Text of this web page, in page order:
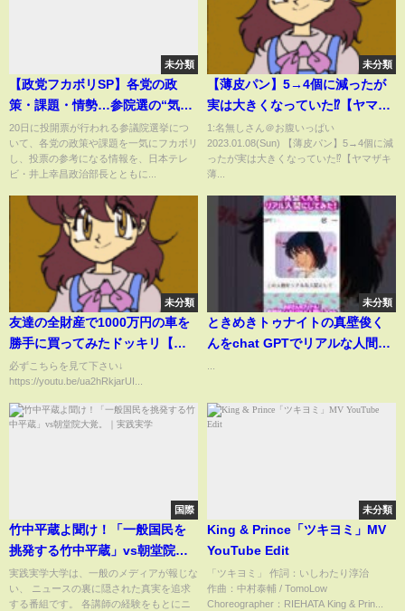
未分類
【政党フカボリSP】各党の政
策・課題・情勢…参院選の“気に
なるポイント”まとめて解説
20日に投開票が行われる参議院選挙につ
いて、各党の政策や課題を一気にフカボリ
し、投票の参考になる情報を、日本テレ
ビ・井上幸昌政治部長とともに...
未分類
【薄皮パン】5→4個に減ったが
実は大きくなっていた⁉【ヤマザ
キ 薄皮シリーズ 片親パン】
1:名無しさん＠お腹いっぱい
2023.01.08(Sun) 【薄皮パン】5→4個に減
ったが実は大きくなっていた⁉【ヤマザキ
薄...
未分類
友達の全財産で1000万円の車を
勝手に買ってみたドッキリ【ア
ルファード】
必ずこちらを見て下さい↓
https://youtu.be/ua2hRkjarUI...
未分類
ときめきトゥナイトの真壁俊く
んをchat GPTでリアルな人間に
国際
竹中平蔵よ聞け！「一般国民を
挑発する竹中平蔵」vs朝堂院大
覚。｜実践実学
実践実学大学は、一般のメディアが報じな
い、 ニュースの裏に隠された真実を追求
する番組です。 各講師の経験をもとにニ
未分類
King & Prince「ツキヨミ」MV
YouTube Edit
「ツキヨミ」 作詞：いしわたり淳治
作曲：中村泰輔 / TomoLow
Choreographer：RIEHATA King & Prin...